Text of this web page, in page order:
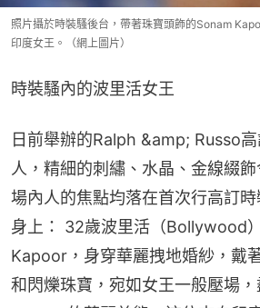
照片攝於時裝騷後台，帶著珠寶頭飾的Sonam
印度女王。（網上圖片）
時裝騷內的波里活女王
日前舉辦的Ralph &amp; Russo
人，精細的刺繡、水晶、金線綴
場內人的焦點均落在首次行高訂
身上： 32歲波里活（Bollywood
Kapoor，身穿華麗拽地婚紗，戴
和閃爍珠寶，宛如女王一般壓場